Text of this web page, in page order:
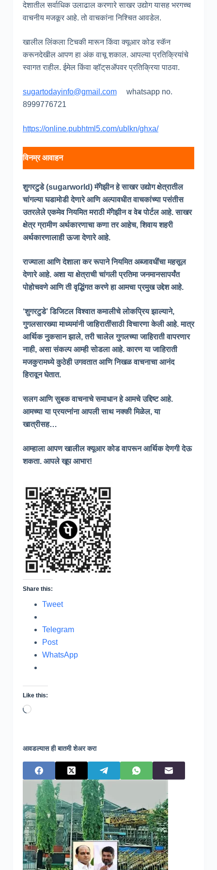
देशातील सर्वाधिक उलाढाल करणारे साखर उद्योग यासह भरगच्च
वाचनीय मजकूर आहे. तो वाचकांना निश्चित आवडेल.
खालील लिंकला टिचकी मारून किंवा क्यूआर कोड स्कॅन
करूनदेखील आपण हा अंक वाचू शकाल. आपल्या प्रतिक्रियांचे
स्वागत राहील. ईमेल किंवा व्हॉट्‌सॲपवर प्रतिक्रिया पाठवा.
sugartodayinfo@gmail.comwhatsapp no.
8999776721
https://online.pubhtml5.com/ublkn/ghxa/
विनम्र आवाहन
शुगरटुडे (sugarworld)मॅगेझीन हे साखर उद्योग क्षेत्रातील
चांगल्या घडामोडी देणारे आणि अल्पावधीत वाचकांच्या पसंतीस
उतरलेले एकमेव नियमित मराठी मॅगेझीन व वेब पोर्टल आहे. साखर
क्षेत्र ग्रामीण अर्थकारणाचा कणा तर आहेच,शिवाय शहरी
अर्थकारणालाही ऊजा देणारे आहे.
राज्याला आणि देशाला कर रूपाने नियमित अब्जावधींचा महसूल
देणारे आहे. अशा या क्षेत्राची चांगली प्रतिमा जनमानसापर्यंत
पोहोचवणे आणि ती वृद्धिंगत करणे हा आमचा प्रमुख उद्देश आहे.
‘शुगरटुडे’ डिजिटल विश्वात कमालीचे लोकप्रिय झाल्याने,
गुगलसारख्या माध्यमांनी जाहिरातींसाठी विचारणा केली आहे. मात्र
आर्थिक नुकसान झाले,तरी चालेल गुगलच्या जाहिराती वापरणार
नाही, असा संकल्प आम्ही सोडला आहे. कारण या जाहिराती
मजकुरामध्ये कुठेही उगवतात आणि निखळ वाचनाचा आनंद
हिरावून घेतात.
सलग आणि सुबक वाचनाचे समाधान हे आमचे उद्दिष्ट आहे.
आमच्या या प्रयत्नांना आपली साथ नक्की मिळेल,या
खात्रीसह…
आम्हाला आपण खालील क्यूआर कोड वापरून आर्थिक देणगी देऊ
शकता. आपले खूप आभार!
Share this:
Tweet
Telegram
Post
WhatsApp
Like this:
Loading…
आवडल्यास ही बातमी शेअर करा